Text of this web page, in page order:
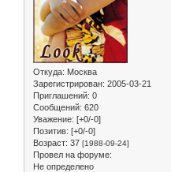
Откуда: Москва
Зарегистрирован: 2005-03-21
Приглашений: 0
Сообщений: 620
Уважение: [+0/-0]
Позитив: [+0/-0]
Возраст: 37 [1988-09-24]
Провел на форуме:
Не определено